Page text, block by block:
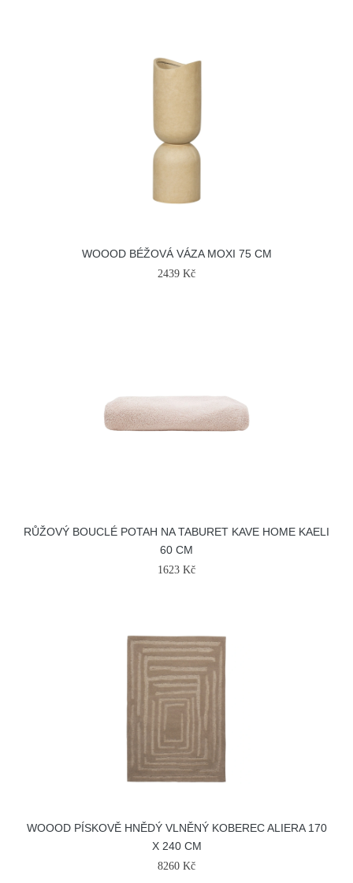
WOOOD BÉŽOVÁ VÁZA MOXI 75 CM
2439 Kč
RŮŽOVÝ BOUCLÉ POTAH NA TABURET KAVE HOME KAELI
60 CM
1623 Kč
WOOOD PÍSKOVĚ HNĚDÝ VLNĚNÝ KOBEREC ALIERA 170
X 240 CM
8260 Kč